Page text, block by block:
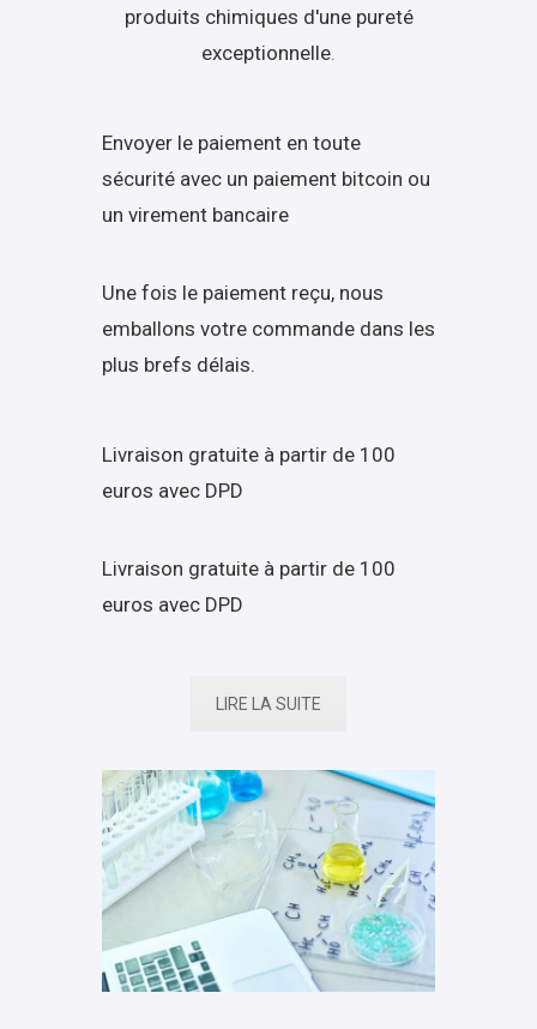
produits chimiques d'une pureté
exceptionnelle.
Envoyer le paiement en toute
sécurité avec un paiement bitcoin ou
un virement bancaire
Une fois le paiement reçu, nous
emballons votre commande dans les
plus brefs délais.
Livraison gratuite à partir de 100
euros avec DPD
Livraison gratuite à partir de 100
euros avec DPD
LIRE LA SUITE